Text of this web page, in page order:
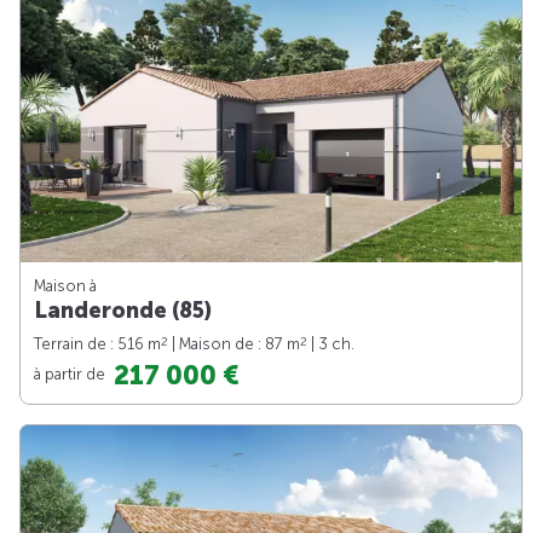
Maison à
Landeronde (85)
Terrain de : 516 m2 | Maison de : 87 m2
| 3 ch.
à partir de 217 000 €